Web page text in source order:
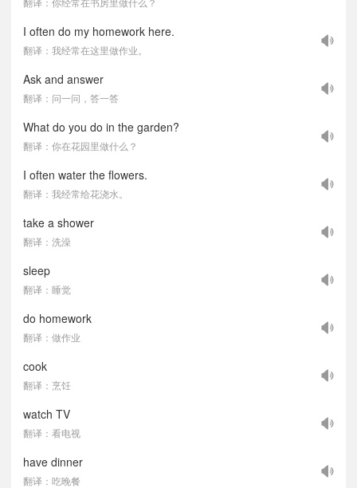
I often do my homework here.
翻译：我经常在这里做作业。
Ask and answer
翻译：问一问，答一答
What do you do in the garden?
翻译：你在花园里做什么？
I often water the flowers.
翻译：我经常给花浇水。
take a shower
翻译：洗澡
sleep
翻译：睡觉
do homework
翻译：做作业
cook
翻译：烹饪
watch TV
翻译：看电视
have dinner
翻译：吃晚餐